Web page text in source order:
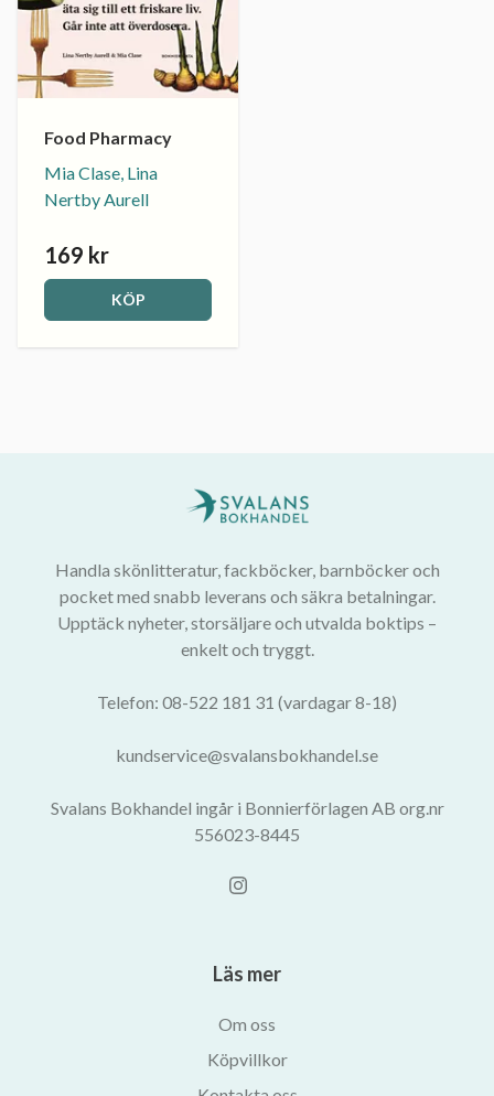
Food Pharmacy
Mia Clase, Lina
Nertby Aurell
169 kr
KÖP
Handla skönlitteratur, fackböcker, barnböcker och
pocket med snabb leverans och säkra betalningar.
Upptäck nyheter, storsäljare och utvalda boktips –
enkelt och tryggt.
Telefon: 08-522 181 31 (vardagar 8-18)
kundservice@svalansbokhandel.se
Svalans Bokhandel ingår i Bonnierförlagen AB org.nr
556023-8445
Läs mer
Om oss
Köpvillkor